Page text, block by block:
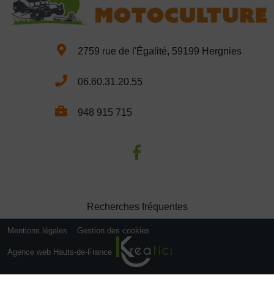
2759 rue de l'Égalité, 59199 Hergnies
06.60.31.20.55
948 915 715
Recherches fréquentes
Mentions légales Gestion des cookies
Agence web Hauts-de-France